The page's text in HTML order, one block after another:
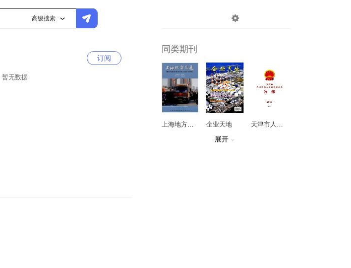
高级搜索 
订阅
暂无数据
同类期刊
上海地方交通 企业天地 天津市人民代表大会常务委员会公报
展开 